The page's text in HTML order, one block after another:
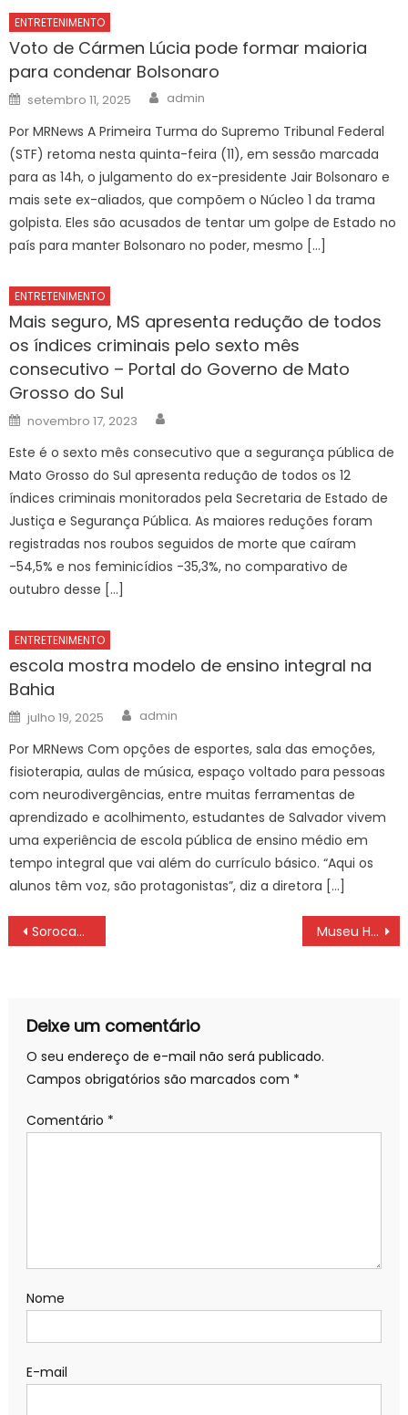
ENTRETENIMENTO
Voto de Cármen Lúcia pode formar maioria
para condenar Bolsonaro
Posted
on
setembro 11, 2025 Author
admin
Por MRNews A Primeira Turma do Supremo Tribunal Federal
(STF) retoma nesta quinta-feira (11), em sessão marcada
para as 14h, o julgamento do ex-presidente Jair Bolsonaro e
mais sete ex-aliados, que compõem o Núcleo 1 da trama
golpista. Eles são acusados de tentar um golpe de Estado no
país para manter Bolsonaro no poder, mesmo […]
ENTRETENIMENTO
Mais seguro, MS apresenta redução de todos
os índices criminais pelo sexto mês
consecutivo – Portal do Governo de Mato
Grosso do Sul
Posted
on
novembro 17, 2023
Este é o sexto mês consecutivo que a segurança pública de
Mato Grosso do Sul apresenta redução de todos os 12
índices criminais monitorados pela Secretaria de Estado de
Justiça e Segurança Pública. As maiores reduções foram
registradas nos roubos seguidos de morte que caíram
-54,5% e nos feminicídios -35,3%, no comparativo de
outubro desse […]
ENTRETENIMENTO
escola mostra modelo de ensino integral na
Bahia
Posted
on
julho 19, 2025 Author
admin
Por MRNews Com opções de esportes, sala das emoções,
fisioterapia, aulas de música, espaço voltado para pessoas
com neurodivergências, entre muitas ferramentas de
aprendizado e acolhimento, estudantes de Salvador vivem
uma experiência de escola pública de ensino médio em
tempo integral que vai além do currículo básico. “Aqui os
alunos têm voz, são protagonistas”, diz a diretora […]
Navegação
de
Sorocaba recebe visita da Secretaria de Estado da Saúde de Angola – Agência de Notícias Museu Histórico reúne peças da Vigilância Sanitária municipal – Prefeitura da Cidade do Rio de Janeiro
Deixe um comentário
O seu endereço de e-mail não será publicado.
Campos obrigatórios são marcados com *
Comentário *
Nome
E-mail